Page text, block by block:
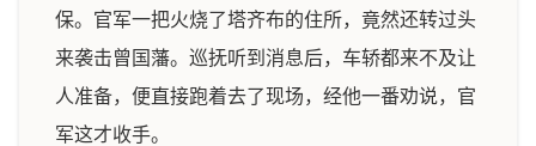
保。官军一把火烧了塔齐布的住所，竟然还转过头
来袭击曾国藩。巡抚听到消息后，车轿都来不及让
人准备，便直接跑着去了现场，经他一番劝说，官
军这才收手。